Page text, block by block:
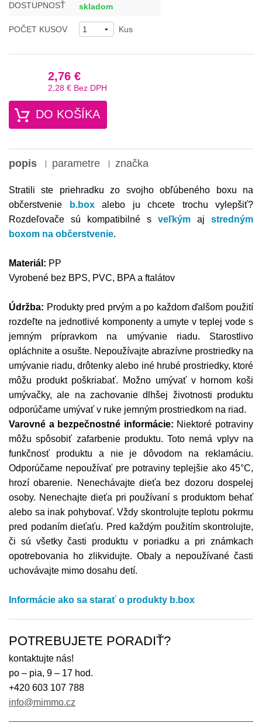
DOSTUPNOSŤ skladom
POČET KUSOV Kus
2,76 €
2,28 € Bez DPH
DO KOŠÍKA
popis parametre značka
Stratili ste priehradku zo svojho obľúbeného boxu na
občerstvenie
b.boxalebo ju chcete trochu vylepšiť?
Rozdeľovače sú kompatibilné s veľkým aj stredným
boxom na občerstvenie.
Materiál: PP
Vyrobené bez BPS, PVC, BPA a ftalátov
Údržba: Produkty pred prvým a po každom ďalšom použití
rozdeľte na jednotlivé komponenty a umyte v teplej vode s
jemným prípravkom na umývanie riadu. Starostlivo
opláchnite a osušte. Nepoužívajte abrazívne prostriedky na
umývanie riadu, drôtenky alebo iné hrubé prostriedky, ktoré
môžu produkt poškriabať. Možno umývať v hornom koši
umývačky, ale na zachovanie dlhšej životnosti produktu
odporúčame umývať v ruke jemným prostriedkom na riad.
Varovné a bezpečnostné informácie: Niektoré potraviny
môžu spôsobiť zafarbenie produktu. Toto nemá vplyv na
funkčnosť produktu a nie je dôvodom na reklamáciu.
Odporúčame nepoužívať pre potraviny teplejšie ako 45°C,
hrozí obarenie. Nenechávajte dieťa bez dozoru dospelej
osoby. Nenechajte dieťa pri používaní s produktom behať
alebo sa inak pohybovať. Vždy skontrolujte teplotu pokrmu
pred podaním dieťaťu. Pred každým použitím skontrolujte,
či sú všetky časti produktu v poriadku a pri známkach
opotrebovania ho zlikvidujte. Obaly a nepoužívané časti
uchovávajte mimo dosahu detí.
Informácie ako sa starať o produkty b.box
POTREBUJETE PORADIŤ?
kontaktujte nás!
po – pia, 9 – 17 hod.
+420 603 107 788
info@mimmo.cz